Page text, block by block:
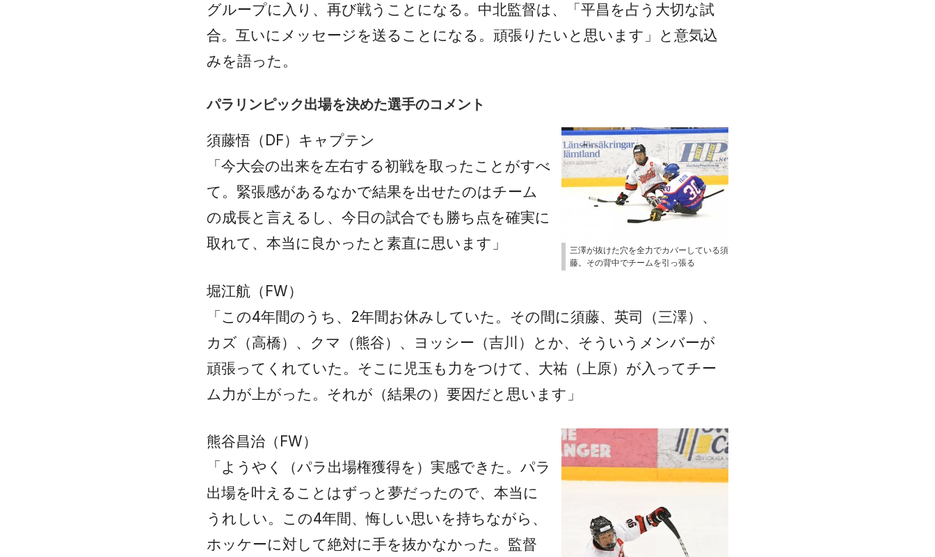
グループに入り、再び戦うことになる。中北監督は、「平昌を占う大切な試
合。互いにメッセージを送ることになる。頑張りたいと思います」と意気込
みを語った。
パラリンピック出場を決めた選手のコメント
三澤が抜けた穴を全力でカバーしている須
藤。その背中でチームを引っ張る
須藤悟（DF）キャプテン
「今大会の出来を左右する初戦を取ったことがすべ
て。緊張感があるなかで結果を出せたのはチーム
の成長と言えるし、今日の試合でも勝ち点を確実に
取れて、本当に良かったと素直に思います」
堀江航（FW）
「この4年間のうち、2年間お休みしていた。その間に須藤、英司（三澤）、
カズ（高橋）、クマ（熊谷）、ヨッシー（吉川）とか、そういうメンバーが
頑張ってくれていた。そこに児玉も力をつけて、大祐（上原）が入ってチー
ム力が上がった。それが（結果の）要因だと思います」
熊谷昌治（FW）
「ようやく（パラ出場権獲得を）実感できた。パラ
出場を叶えることはずっと夢だったので、本当に
うれしい。この4年間、悔しい思いを持ちながら、
ホッケーに対して絶対に手を抜かなかった。監督